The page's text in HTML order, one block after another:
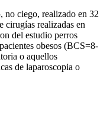
no ciego, realizado en 32
cirugías realizadas en
del estudio perros
obesos (BCS=8-
o aquellos
de laparoscopia o